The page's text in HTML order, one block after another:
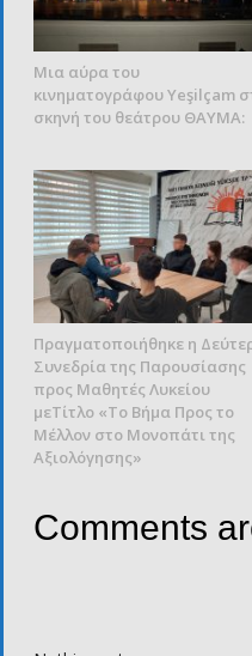
Μια αύρα του
κινηματογράφου Yeşilçam
σκηνή του θεάτρου ΘΑΥΜΑ:
Πραγματοποιήθηκε η
Συνεδρία της Παρουσίασης
προς Μαθητές Λυκείου
μεΤίτλο «Το Βήμα Προς το
Μέλλον στο Μονοπάτι της
Αξιολόγησης»
Comments